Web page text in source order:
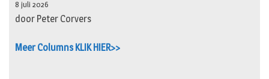
8 juli 2026
door Peter Corvers
Meer Columns KLIK HIER>>